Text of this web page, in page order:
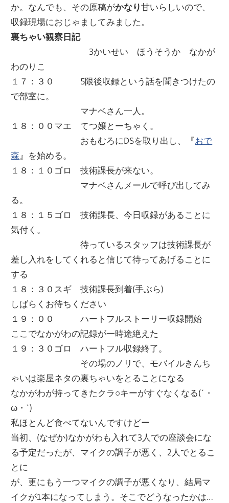
文
化
部
（OHB）
ー
ジ
で
か。なんでも、その原稿がかなり甘いらしいので、
収録現場におじゃましてみました。
裏ちゃい観察日記
3かいせい ほうそうか なかが
わのりこ
１７：３０ 5限後収録という話を聞きつけたの
で部室に。
マナベさん一人。
１８：００マエ てつ嬢とーちゃく。
おもむろにDSを取り出し、『おで
森』を始める。
１８：１０ゴロ 技術課長が来ない。
マナベさんメールで呼び出してみ
る。
１８：１５ゴロ 技術課長、今日収録があることに
気付く。
待っているスタッフは技術課長が
差し入れをしてくれると信じて待ってあげることに
する
１８：３０スギ 技術課長到着(手ぶら)
しばらくお待ちください
１９：００ ハートフルストーリー収録開始
ここでなかがわの記録が一時途絶えた
１９：３０ゴロ ハートフル収録終了。
その場のノリで、モバイルきんち
ゃいは楽屋ネタの裏ちゃいをとることになる
なかがわが持ってきたクラ○キーがすぐなくなる(´・
ω・`)
私ほとんど食べてないんですけどー
当初、(なぜか)なかがわも入れて3人での座談会にな
る予定だったが、マイクの調子が悪く、2人でとるこ
とに
が、更にもう一つマイクの調子が悪くなり、結局マ
イクが1本になってしまう。そこでどうなったかは…